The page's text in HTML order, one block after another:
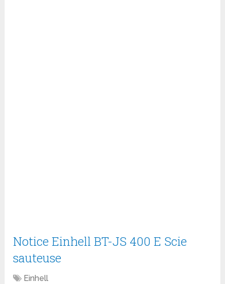
Notice Einhell BT-JS 400 E Scie
sauteuse
Einhell